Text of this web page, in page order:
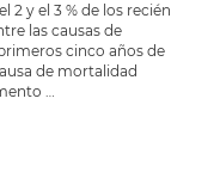
2 y el 3 % de los recién
las causas de
cinco años de
de mortalidad
…